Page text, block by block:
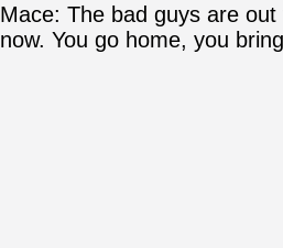
Mace: The bad guys are
now. You go home, you